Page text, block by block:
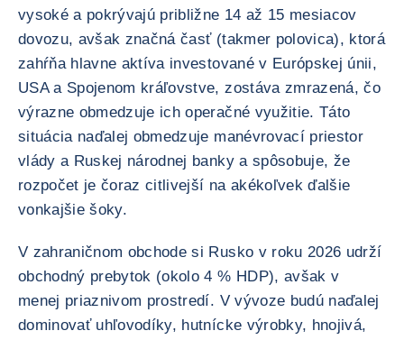
vysoké a pokrývajú približne 14 až 15 mesiacov
dovozu, avšak značná časť (takmer polovica), ktorá
zahŕňa hlavne aktíva investované v Európskej únii,
USA a Spojenom kráľovstve, zostáva zmrazená, čo
výrazne obmedzuje ich operačné využitie. Táto
situácia naďalej obmedzuje manévrovací priestor
vlády a Ruskej národnej banky a spôsobuje, že
rozpočet je čoraz citlivejší na akékoľvek ďalšie
vonkajšie šoky.
V zahraničnom obchode si Rusko v roku 2026 udrží
obchodný prebytok (okolo 4 % HDP), avšak v
menej priaznivom prostredí. V vývoze budú naďalej
dominovať uhľovodíky, hutnícke výrobky, hnojivá,